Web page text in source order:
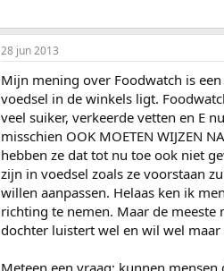
28 jun 2013
Mijn mening over Foodwatch is
voedsel in de winkels ligt.
veel suiker, verkeerde vetten en E
misschien OOK MOETEN WIJZEN
hebben ze dat tot nu toe ook niet
zijn in voedsel zoals ze voorstaan
willen aanpassen. Helaas ken ik
richting te nemen. Maar de
dochter luistert wel en wil wel
Meteen een vraag: kunnen